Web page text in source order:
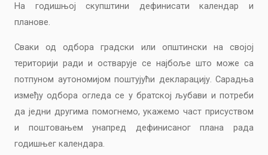
На годишњој скупштини дефинисати календар и
планове.
Сваки од одбора градски или општински на својој
територији ради и остварује се најбоље што може са
потпуном аутономијом поштујући декларацију. Сарадња
између одбора огледа се у братској љубави и потреби
да једни другима помогнемо, укажемо част присуством
и поштовањем унапред дефинисаног плана рада
годишњег календара.